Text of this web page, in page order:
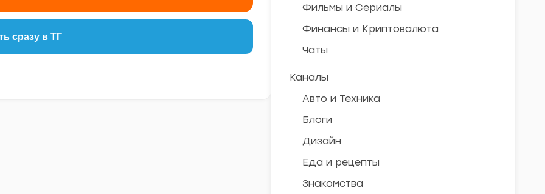
сразу в ТГ
Фильмы и Сериалы
Финансы и Криптовалюта
Чаты
Каналы
Авто и Техника
Блоги
Дизайн
Еда и рецепты
Знакомства